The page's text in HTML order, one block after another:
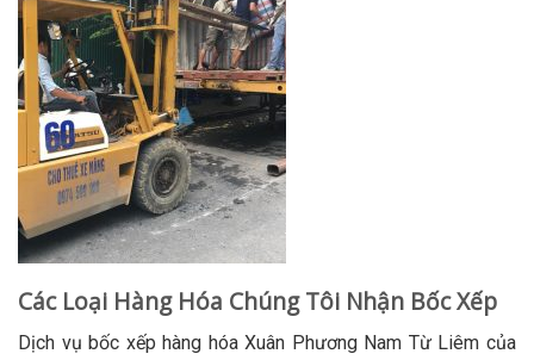
Các Loại Hàng Hóa Chúng Tôi Nhận Bốc Xếp
Dịch vụ bốc xếp hàng hóa Xuân Phương Nam Từ Liêm của